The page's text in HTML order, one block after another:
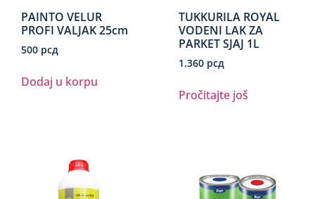
PAINTO VELUR
PROFI VALJAK 25cm
500 рсд
Dodaj u korpu
TUKKURILA ROYAL
VODENI LAK ZA
PARKET SJAJ 1L
1.360 рсд
Pročitajte još